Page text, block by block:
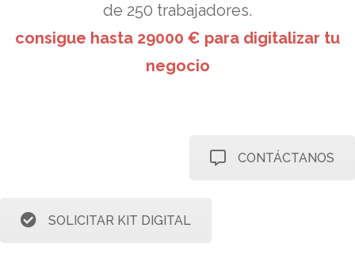
de 250 trabajadores.
consigue hasta 29000 € para digitalizar tu
negocio
CONTÁCTANOS
SOLICITAR KIT DIGITAL